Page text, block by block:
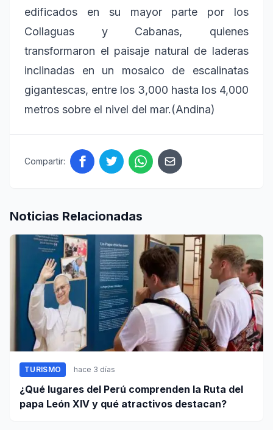
edificados en su mayor parte por los
Collaguas y Cabanas, quienes
transformaron el paisaje natural de laderas
inclinadas en un mosaico de escalinatas
gigantescas, entre los 3,000 hasta los 4,000
metros sobre el nivel del mar.(Andina)
Compartir:
Noticias Relacionadas
TURISMO hace 3 días
¿Qué lugares del Perú comprenden la Ruta del
papa León XIV y qué atractivos destacan?